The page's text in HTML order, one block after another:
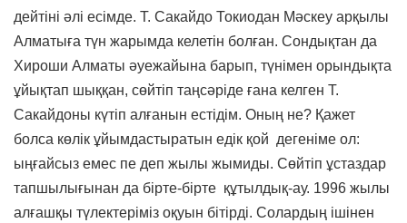
дейтіні әлі есімде. Т. Сакайдо Токиодан Мәскеу арқылы
Алматыға түн жарымда келетін болған. Сондықтан да
Хироши Алматы әуежайына барып, түнімен орындықта
ұйықтап шыққан, сөйтіп таңсәріде ғана келген Т.
Сакайдоны күтіп алғанын естідім. Оның не? Қажет
болса көлік ұйымдастыратын едік қой дегеніме ол:
ыңғайсыз емес пе деп жылы жымиды. Сөйтіп ұстаздар
тапшылығынан да бірте-бірте құтылдық-ау. 1996 жылы
алғашқы түлектеріміз оқуын бітірді. Солардың ішінен